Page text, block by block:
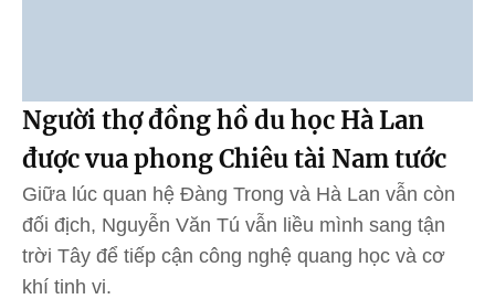
Người thợ đồng hồ du học Hà Lan
được vua phong Chiêu tài Nam tước
Giữa lúc quan hệ Đàng Trong và Hà Lan vẫn còn
đối địch, Nguyễn Văn Tú vẫn liều mình sang tận
trời Tây để tiếp cận công nghệ quang học và cơ
khí tinh vi.